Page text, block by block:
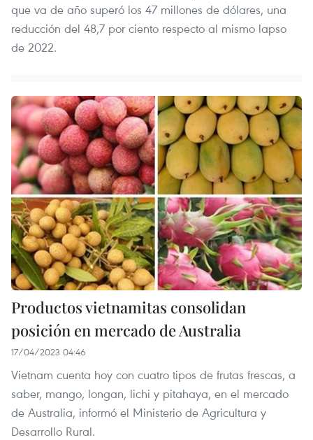
que va de año superó los 47 millones de dólares, una
reducción del 48,7 por ciento respecto al mismo lapso
de 2022.
Productos vietnamitas consolidan
posición en mercado de Australia
17/04/2023 04:46
Vietnam cuenta hoy con cuatro tipos de frutas frescas, a
saber, mango, longan, lichi y pitahaya, en el mercado
de Australia, informó el Ministerio de Agricultura y
Desarrollo Rural.